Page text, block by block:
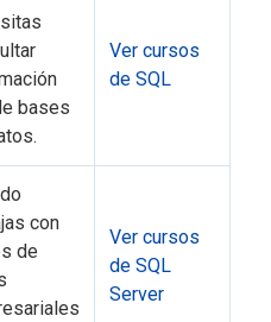
bases
Ver cursos
de SQL
con
de
Ver cursos
de SQL
Server